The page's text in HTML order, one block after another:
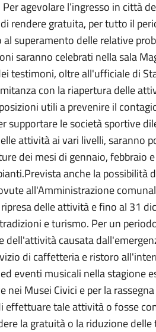
agevolare l’ingresso in città
rendere gratuita, per tutto il
al superamento delle relative
saranno celebrati nella sala
testimoni, oltre all'ufficiale di
con la riapertura delle
utili a prevenire il
supportare le società sportive
attività ai vari livelli, saranno
dei mesi di gennaio, febbraio
anche la possibilità
all'Amministrazione
delle attività e fino al 31
e turismo. Per un
dell'attività causata
di caffetteria e ristoro
eventi musicali nella stagione
nei Musei Civici e per la
effettuare tale attività o fosse
la gratuità o la riduzione